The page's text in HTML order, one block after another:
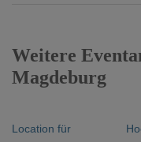
Weitere
Magdeburg
Location für